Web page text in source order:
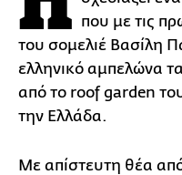
που με τις
του σομελιέ Βασίλη
ελληνικό αμπελώνα
από το roof garden
την Ελλάδα.
Με απίστευτη θέα